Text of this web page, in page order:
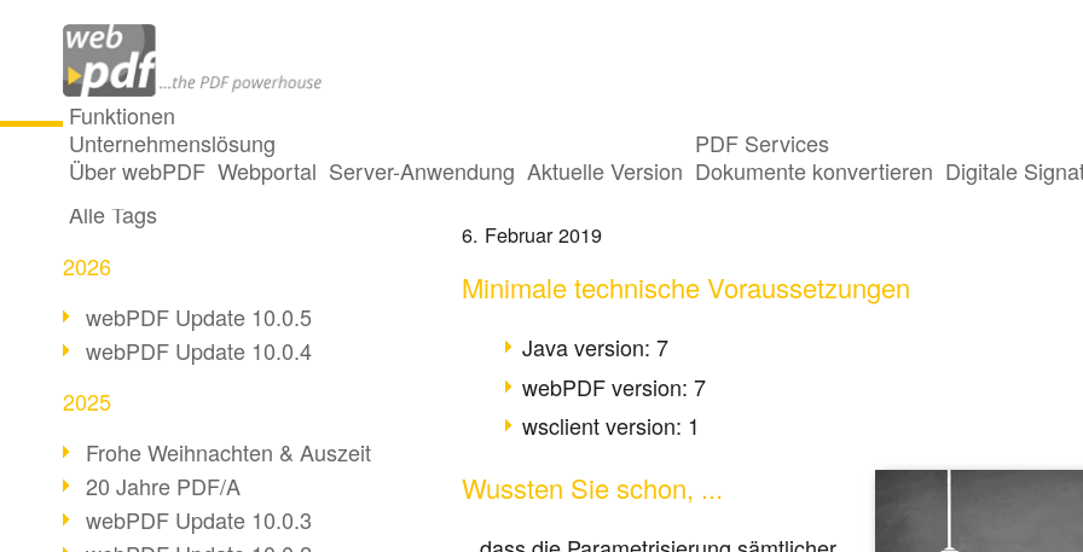
Funktionen
Unternehmenslösung
Über webPDF Webportal Server-Anwendung Aktuelle Version
PDF Services
Dokumente konvertieren Digitale
Alle Beiträge
Alle Tags
2026
webPDF Update 10.0.5
webPDF Update 10.0.4
2025
Frohe Weihnachten & Auszeit
20 Jahre PDF/A
webPDF Update 10.0.3
webPDF und Java: mit der wsclient-
6. Februar 2019
Minimale technische Voraussetzungen
Java version: 7
webPDF version: 7
wsclient version: 1
Wussten Sie schon, ...